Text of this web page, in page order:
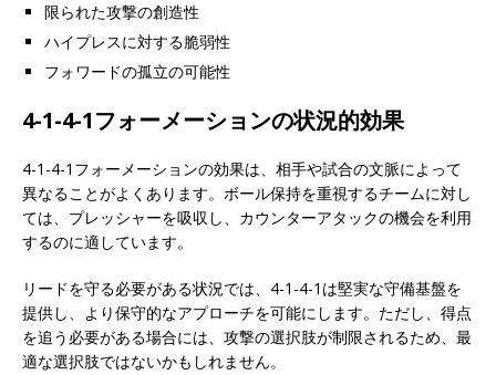
限られた攻撃の創造性
ハイプレスに対する脆弱性
フォワードの孤立の可能性
4-1-4-1フォーメーションの状況的効果
4-1-4-1フォーメーションの効果は、相手や試合の文脈によって
異なることがよくあります。ボール保持を重視するチームに対し
ては、プレッシャーを吸収し、カウンターアタックの機会を利用
するのに適しています。
リードを守る必要がある状況では、4-1-4-1は堅実な守備基盤を
提供し、より保守的なアプローチを可能にします。ただし、得点
を追う必要がある場合には、攻撃の選択肢が制限されるため、最
適な選択肢ではないかもしれません。